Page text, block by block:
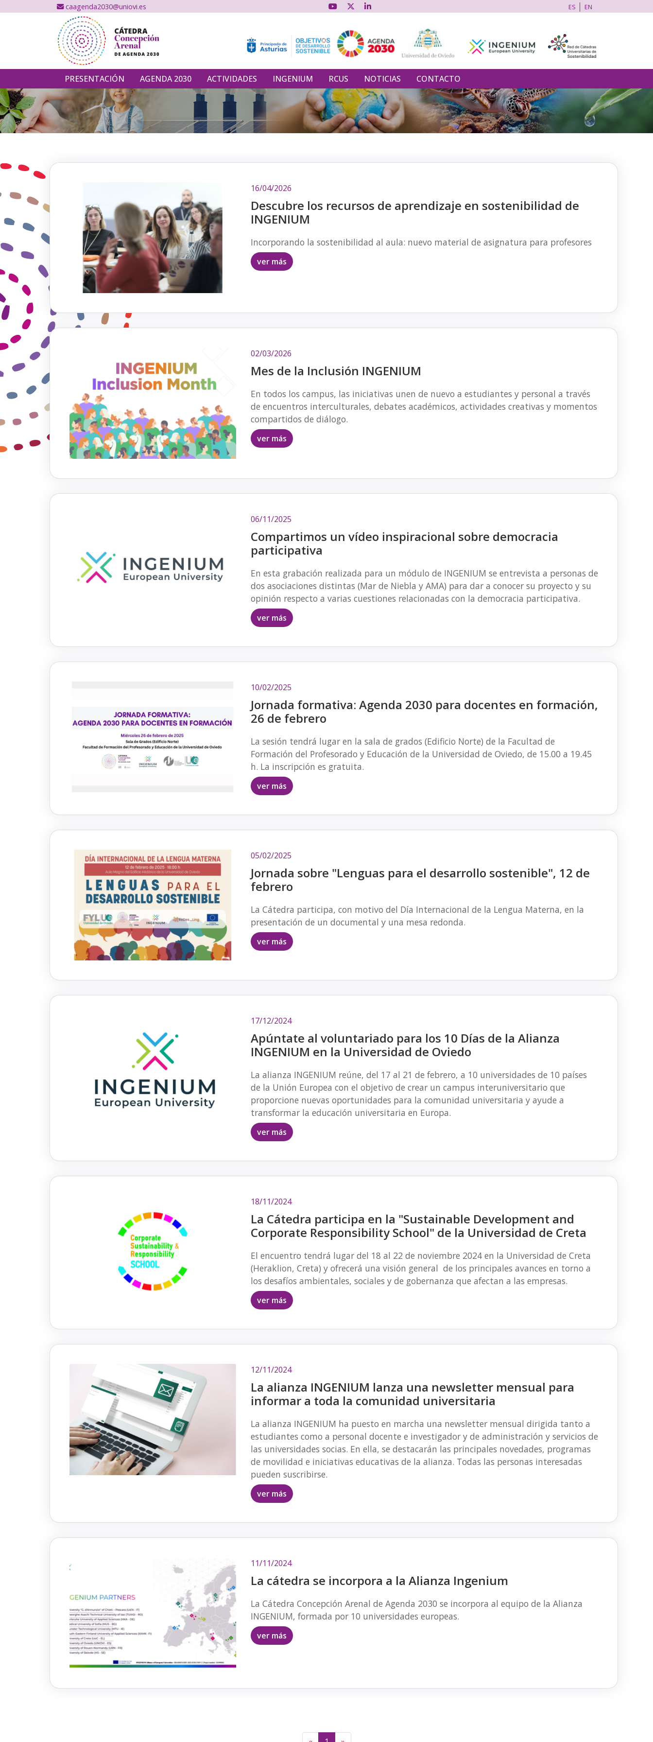
caagenda2030@uniovi.es ES EN
PRESENTACIÓN AGENDA 2030 ACTIVIDADES INGENIUM RCUS NOTICIAS CONTACTO
16/04/2026
Descubre los recursos de aprendizaje en sostenibilidad de
INGENIUM
Incorporando la sostenibilidad al aula: nuevo material de asignatura para profesores
ver más
02/03/2026
Mes de la Inclusión INGENIUM
En todos los campus, las iniciativas unen de nuevo a estudiantes y personal a través
de encuentros interculturales, debates académicos, actividades creativas y momentos
compartidos de diálogo.
ver más
06/11/2025
Compartimos un vídeo inspiracional sobre democracia
participativa
En esta grabación realizada para un módulo de INGENIUM se entrevista a personas de
dos asociaciones distintas (Mar de Niebla y AMA) para dar a conocer su proyecto y su
opinión respecto a varias cuestiones relacionadas con la democracia participativa.
ver más
10/02/2025
Jornada formativa: Agenda 2030 para docentes en formación,
26 de febrero
La sesión tendrá lugar en la sala de grados (Edificio Norte) de la Facultad de
Formación del Profesorado y Educación de la Universidad de Oviedo, de 15.00 a 19.45
h. La inscripción es gratuita.
ver más
05/02/2025
Jornada sobre "Lenguas para el desarrollo sostenible", 12 de
febrero
La Cátedra participa, con motivo del Día Internacional de la Lengua Materna, en la
presentación de un documental y una mesa redonda.
ver más
17/12/2024
Apúntate al voluntariado para los 10 Días de la Alianza
INGENIUM en la Universidad de Oviedo
La alianza INGENIUM reúne, del 17 al 21 de febrero, a 10 universidades de 10 países
de la Unión Europea con el objetivo de crear un campus interuniversitario que
proporcione nuevas oportunidades para la comunidad universitaria y ayude a
transformar la educación universitaria en Europa.
ver más
18/11/2024
La Cátedra participa en la "Sustainable Development and
Corporate Responsibility School" de la Universidad de Creta
El encuentro tendrá lugar del 18 al 22 de noviembre 2024 en la Universidad de Creta
(Heraklion, Creta) y ofrecerá una visión general de los principales avances en torno a
los desafíos ambientales, sociales y de gobernanza que afectan a las empresas.
ver más
12/11/2024
La alianza INGENIUM lanza una newsletter mensual para
informar a toda la comunidad universitaria
La alianza INGENIUM ha puesto en marcha una newsletter mensual dirigida tanto a
estudiantes como a personal docente e investigador y de administración y servicios de
las universidades socias. En ella, se destacarán las principales novedades, programas
de movilidad e iniciativas educativas de la alianza. Todas las personas interesadas
pueden suscribirse.
ver más
11/11/2024
La cátedra se incorpora a la Alianza Ingenium
La Cátedra Concepción Arenal de Agenda 2030 se incorpora al equipo de la Alianza
INGENIUM, formada por 10 universidades europeas.
ver más